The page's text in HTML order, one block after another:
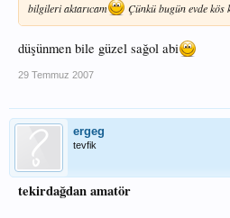
bilgileri aktarıcam
Çünkü bugün evde
düşünmen bile güzel sağol abi
29 Temmuz 2007
ergeg
tevfik
tekirdağdan amatör